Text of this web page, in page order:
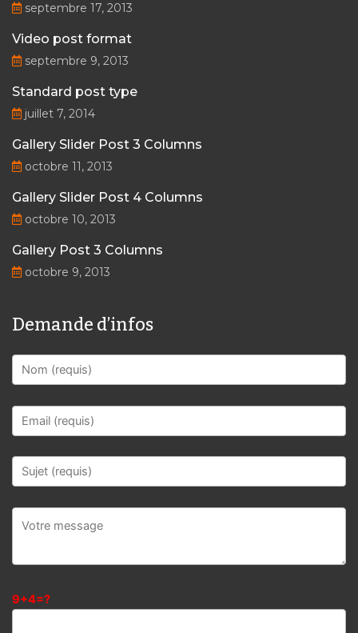
septembre 17, 2013
Video post format
septembre 9, 2013
Standard post type
juillet 7, 2014
Gallery Slider Post 3 Columns
octobre 11, 2013
Gallery Slider Post 4 Columns
octobre 10, 2013
Gallery Post 3 Columns
octobre 9, 2013
Demande d’infos
9+4=?